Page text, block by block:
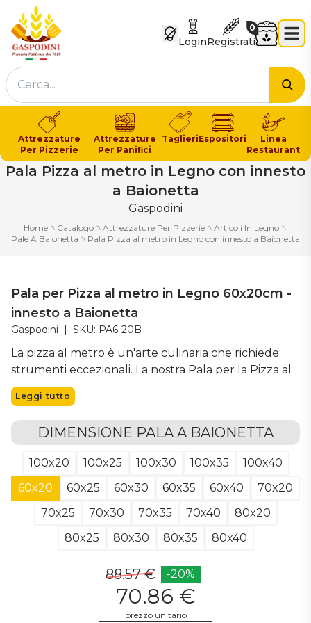
LoginRegistrati
Carrello
0
Attrezzature
Per Pizzerie
Attrezzature
Per Panifici
TaglieriEspositori
Linea
Restaurant
Pala Pizza al metro in Legno con innesto
a Baionetta
Gaspodini
Home ৲ Catalogo ৲ Attrezzature Per Pizzerie ৲ Articoli In Legno ৲
Pale A Baionetta ৲ Pala Pizza al metro in Legno con innesto a Baionetta
Pala per Pizza al metro in Legno 60x20cm -
innesto a Baionetta
Gaspodini | SKU: PA6-20B
La pizza al metro è un'arte culinaria che richiede
strumenti eccezionali. La nostra Pala per la Pizza al
Metro con Innesto a Baionetta è stato ideato per
soddisfare le esigenze dei pizzaioli più esigenti e
degli amanti della pizza. La nostra pala è frutto di
una costruzione meticolosa, realizzata in tre parti di
inox. Questa tecnologia innovativa garantisce
solidità, durabilità e una resistenza straordinaria alle
variazioni termiche, permettendovi di sfornare pizze
deliziose in ogni condizione. La lunghezza della pala
è progettata per gestire con facilità pizze lunghe e
uniforme e deliziosa. DIMENSIONE TOTALE:
DIMENSIONE UTILE: 45x20cm
PESO: 0,63 Kg Ogni pala è realizzata con legno di
Leggi tutto
DIMENSIONE PALA A BAIONETTA
100x20 100x25 100x30 100x35
100x40
60x20
60x25 60x30 60x35 60x40
70x20
70x25
70x30 70x35 70x40
80x20
80x25
80x30 80x35 80x40
88.57 € -20%
70.86 €
prezzo unitario